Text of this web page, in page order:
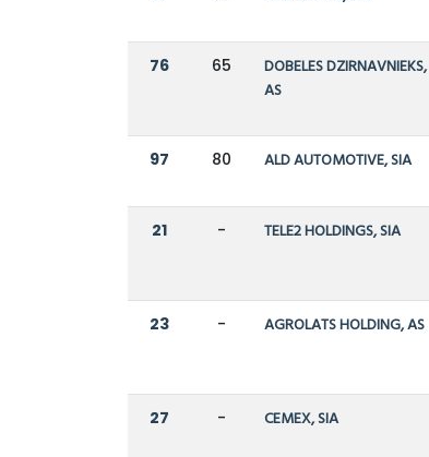
76 65
DOBELES DZIRNAVNIEKS,
AS
97 80 ALD AUTOMOTIVE, SIA
21 - TELE2 HOLDINGS, SIA
23 - AGROLATS HOLDING, AS
27 - CEMEX, SIA